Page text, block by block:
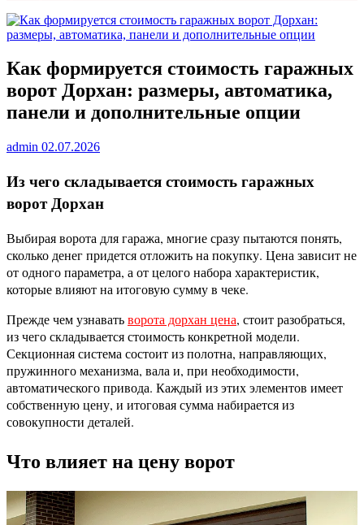
Как формируется стоимость гаражных
ворот Дорхан: размеры, автоматика,
панели и дополнительные опции
admin 02.07.2026
Из чего складывается стоимость гаражных
ворот Дорхан
Выбирая ворота для гаража, многие сразу пытаются понять,
сколько денег придется отложить на покупку. Цена зависит не
от одного параметра, а от целого набора характеристик,
которые влияют на итоговую сумму в чеке.
Прежде чем узнаватьворота дорхан цена, стоит разобраться,
из чего складывается стоимость конкретной модели.
Секционная система состоит из полотна, направляющих,
пружинного механизма, вала и, при необходимости,
автоматического привода. Каждый из этих элементов имеет
собственную цену, и итоговая сумма набирается из
совокупности деталей.
Что влияет на цену ворот